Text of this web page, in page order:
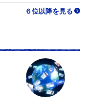
出会いを広げてい
６位以降を見る